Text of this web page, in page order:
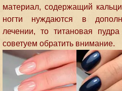
материал, содержащий
ногти нуждаются в
лечении, то титановая
советуем обратить внимание.